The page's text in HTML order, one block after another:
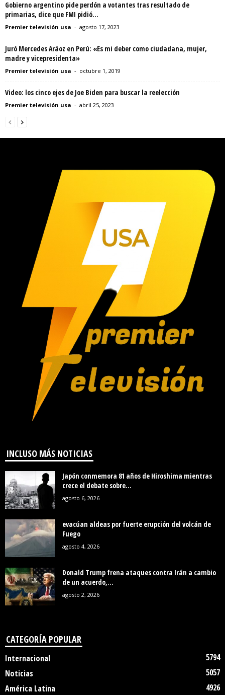
Gobierno argentino pide perdón a votantes tras resultado de
primarias, dice que FMI pidió...
Premier televisión usa - agosto 17, 2023
Juró Mercedes Aráoz en Perú: «Es mi deber como ciudadana, mujer,
madre y vicepresidenta»
Premier televisión usa - octubre 1, 2019
Video: los cinco ejes de Joe Biden para buscar la reelección
Premier televisión usa - abril 25, 2023
INCLUSO MÁS NOTICIAS
Japón conmemora 81 años de Hiroshima mientras
crece el debate sobre...
agosto 6, 2026
evacúan aldeas por fuerte erupción del volcán de
Fuego
agosto 4, 2026
Donald Trump frena ataques contra Irán a cambio
de un acuerdo,...
agosto 2, 2026
CATEGORÍA POPULAR
Internacional
5794
Noticias
5057
América Latina
4926